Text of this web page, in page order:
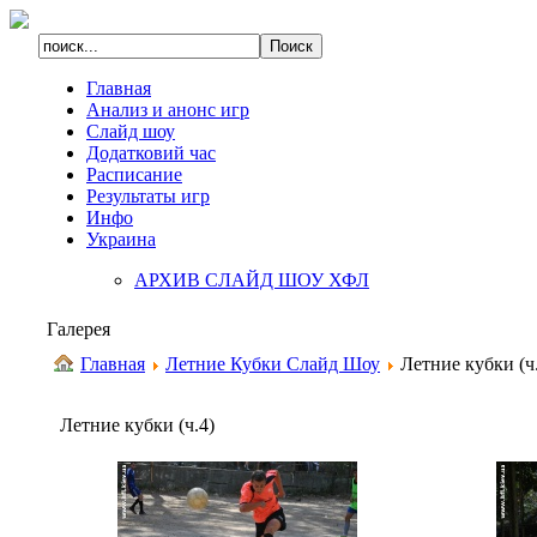
Главная
Анализ и анонс игр
Слайд шоу
Додатковий час
Расписание
Результаты игр
Инфо
Украина
АРХИВ СЛАЙД ШОУ ХФЛ
Галерея
Главная
Летние Кубки Слайд Шоу Летние кубки
Летние кубки (ч.4)